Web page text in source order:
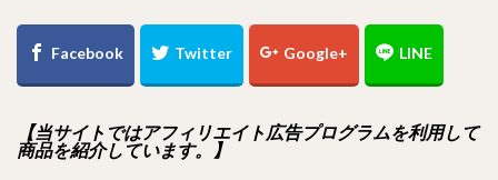
【当サイトではアフィリエイト広告プログラムを利用して
商品を紹介しています。】